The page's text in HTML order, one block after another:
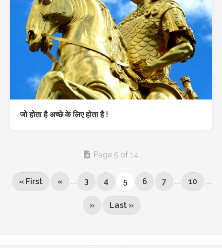
जो होता है अच्छे के लिए होता है !
Page 5 of 14
« First « ... 3 4 5 6 7 ... 10 ...
» Last »